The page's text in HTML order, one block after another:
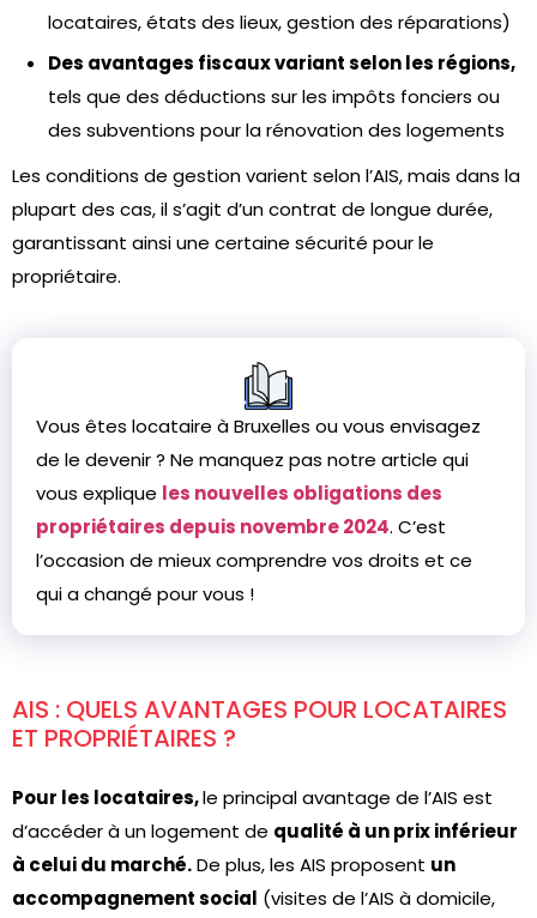
locataires, états des lieux, gestion des réparations)
Des avantages fiscaux variant selon les régions,
tels que des déductions sur les impôts fonciers ou
des subventions pour la rénovation des logements
Les conditions de gestion varient selon l’AIS, mais dans la
plupart des cas, il s’agit d’un contrat de longue durée,
garantissant ainsi une certaine sécurité pour le
propriétaire.
Vous êtes locataire à Bruxelles ou vous envisagez
de le devenir ? Ne manquez pas notre article qui
vous explique les nouvelles obligations des
propriétaires depuis novembre 2024. C’est
l’occasion de mieux comprendre vos droits et ce
qui a changé pour vous !
AIS : QUELS AVANTAGES POUR LOCATAIRES
ET PROPRIÉTAIRES ?
Pour les locataires,le principal avantage de l’AIS est
d’accéder à un logement de qualité à un prix inférieur
à celui du marché.De plus, les AIS proposent un
accompagnement social (visites de l’AIS à domicile,